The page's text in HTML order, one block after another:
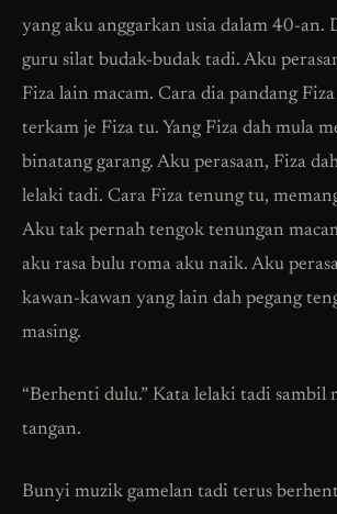
yang aku anggarkan usia dalam 40-an.
guru silat budak-budak tadi. Aku
Fiza lain macam. Cara dia pandang
terkam je Fiza tu. Yang Fiza dah mula
binatang garang. Aku perasaan, Fiza
lelaki tadi. Cara Fiza tenung tu,
Aku tak pernah tengok tenungan
aku rasa bulu roma aku naik. Aku
kawan-kawan yang lain dah pegang
masing.
“Berhenti dulu.” Kata lelaki tadi sambil
tangan.
Bunyi muzik gamelan tadi terus